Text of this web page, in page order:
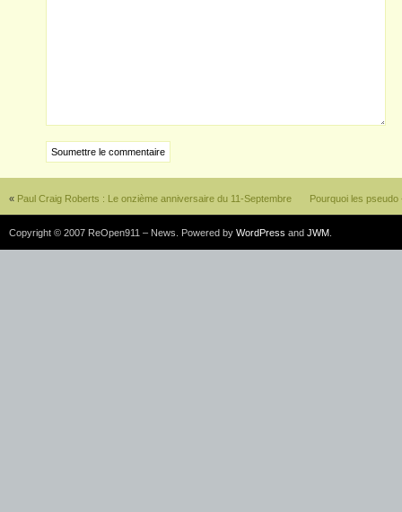
« Paul Craig Roberts : Le onzième anniversaire du 11-Septembre Pourquoi les
Copyright © 2007 ReOpen911 – News. Powered by WordPress and JWM